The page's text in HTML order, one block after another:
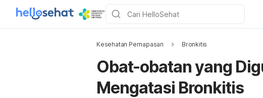
Kesehatan Pernapasan Bronkitis
Obat-obatan yang
Mengatasi Bronkitis